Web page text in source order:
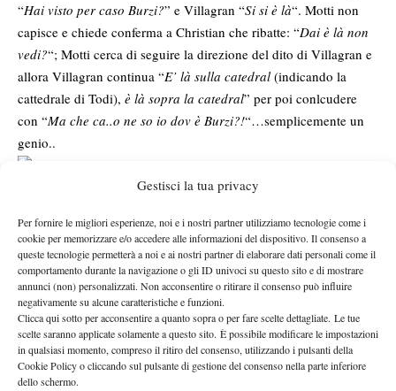
Gestisci la tua privacy
Per fornire le migliori esperienze, noi e i nostri partner utilizziamo tecnologie come i
cookie per memorizzare e/o accedere alle informazioni del dispositivo. Il consenso a
queste tecnologie permetterà a noi e ai nostri partner di elaborare dati personali come il
comportamento durante la navigazione o gli ID univoci su questo sito e di mostrare
annunci (non) personalizzati. Non acconsentire o ritirare il consenso può influire
negativamente su alcune caratteristiche e funzioni.
Clicca qui sotto per acconsentire a quanto sopra o per fare scelte dettagliate. Le tue
scelte saranno applicate solamente a questo sito. È possibile modificare le impostazioni
in qualsiasi momento, compreso il ritiro del consenso, utilizzando i pulsanti della
Cookie Policy o cliccando sul pulsante di gestione del consenso nella parte inferiore
dello schermo.
“Hai visto per caso Burzi?” e Villagran “Si si è là“. Motti non
capisce e chiede conferma a Christian che ribatte: “Dai è là non
vedi?“; Motti cerca di seguire la direzione del dito di Villagran e
allora Villagran continua “E’ là sulla catedral (indicando la
cattedrale di Todi), è là sopra la catedral” per poi conlcudere
con “Ma che ca..o ne so io dov è Burzi?!“…semplicemente un
genio..
Galvani b. Luzzi 61 63
po’ ovunque: anca, caviglia, gambe. Praticamente gioca da fermo
e Galvani, perfetto in questo torneo, su ogni palla leggermente
corta di Fede entra e chiude accelerando sia con il diritto che con
il rovescio. Sulla secondo di Luzzi poi è punto matematico di
Stefano. Nel secondo set Federico si procura due palle break
sull’1-1 ma Galvani le annulla con un ace e una prima vincente.
Il match comunque non sarebbe cambiato come afferma lo stesso